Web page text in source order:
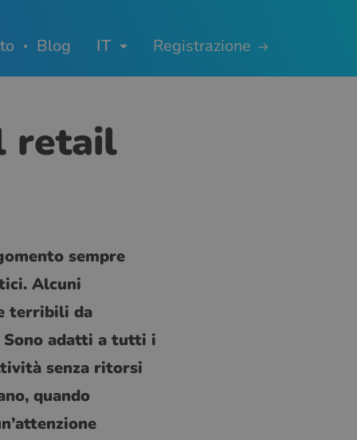
Blog IT Registrazione
retail
sempre
Alcuni
terribili da
Sono adatti a tutti i
senza ritorsi
quando